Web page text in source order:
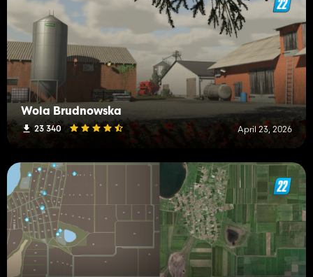
Wola Brudnowska
23 340 April 23, 2026